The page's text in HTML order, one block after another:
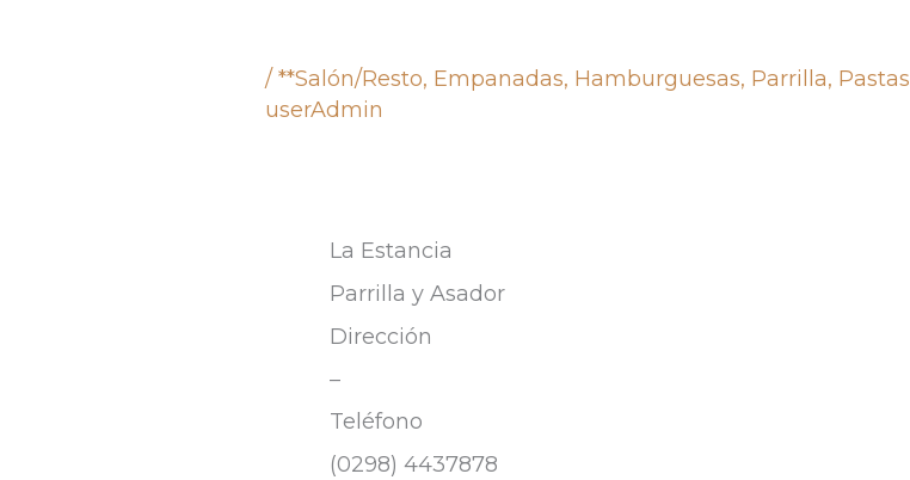
/**Salón/Resto, Empanadas, Hamburguesas, Parrilla, Pastas
userAdmin
La Estancia
Parrilla y Asador
Dirección
–
Teléfono
(0298) 4437878